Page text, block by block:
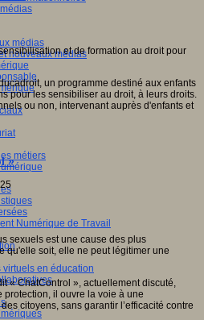
médias
nouveaux médias
métiers
Numérique de Travail
virtuels en éducation
un programme destiné aux enfants
pour les sensibiliser au droit, à leurs droits.
ou non, intervenant auprès d'enfants et
»
sexuels est une cause des plus
qu'elle soit, elle ne peut légitimer une
« ChatControl », actuellement discuté,
protection, il ouvre la voie à une
citoyens, sans garantir l’efficacité contre